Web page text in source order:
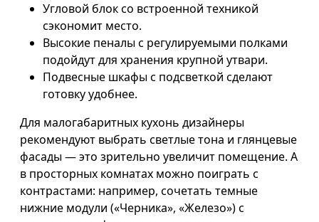
Угловой блок со встроенной техникой
сэкономит место.
Высокие пеналы с регулируемыми полками
подойдут для хранения крупной утвари.
Подвесные шкафы с подсветкой сделают
готовку удобнее.
Для малогабаритных кухонь дизайнеры
рекомендуют выбрать светлые тона и глянцевые
фасады — это зрительно увеличит помещение. А
в просторных комнатах можно поиграть с
контрастами: например, сочетать темные
нижние модули («Черника», «Железо») с